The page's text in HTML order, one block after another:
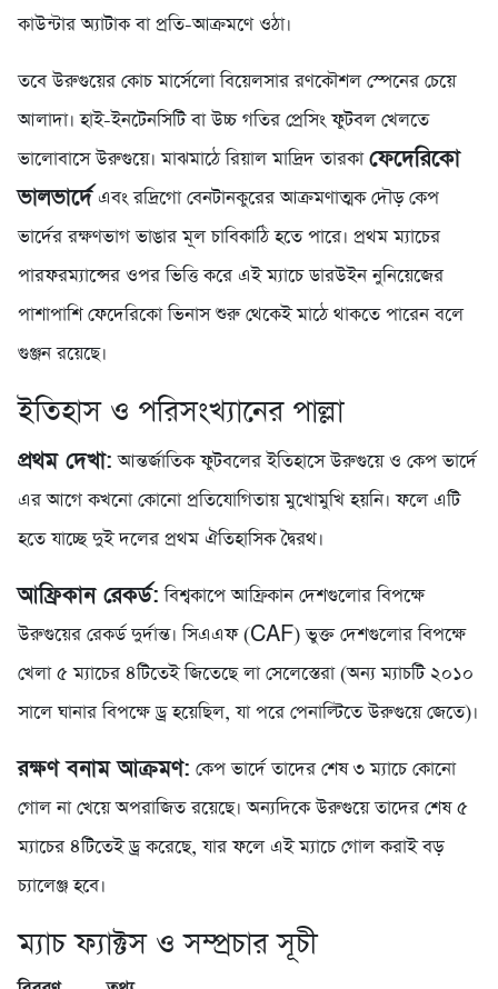
কাউন্টার অ্যাটাক বা প্রতি-আক্রমণে ওঠা।
তবে উরুগুয়ের কোচ মার্সেলো বিয়েলসার রণকৌশল স্পেনের চেয়ে
আলাদা। হাই-ইনটেনসিটি বা উচ্চ গতির প্রেসিং ফুটবল খেলতে
ভালোবাসে উরুগুয়ে। মাঝমাঠে রিয়াল মাদ্রিদ তারকাফেদেরিকো
ভালভার্দেএবং রদ্রিগো বেনটানকুরের আক্রমণাত্মক দৌড় কেপ
ভার্দের রক্ষণভাগ ভাঙার মূল চাবিকাঠি হতে পারে। প্রথম ম্যাচের
পারফরম্যান্সের ওপর ভিত্তি করে এই ম্যাচে ডারউইন নুনিয়েজের
পাশাপাশি ফেদেরিকো ভিনাস শুরু থেকেই মাঠে থাকতে পারেন বলে
গুঞ্জন রয়েছে।
ইতিহাস ও পরিসংখ্যানের পাল্লা
প্রথম দেখা: আন্তর্জাতিক ফুটবলের ইতিহাসে উরুগুয়ে ও কেপ ভার্দে
এর আগে কখনো কোনো প্রতিযোগিতায় মুখোমুখি হয়নি। ফলে এটি
হতে যাচ্ছে দুই দলের প্রথম ঐতিহাসিক দ্বৈরথ।
আফ্রিকান রেকর্ড: বিশ্বকাপে আফ্রিকান দেশগুলোর বিপক্ষে
উরুগুয়ের রেকর্ড দুর্দান্ত। সিএএফ (CAF) ভুক্ত দেশগুলোর বিপক্ষে
খেলা ৫ ম্যাচের ৪টিতেই জিতেছে লা সেলেস্তেরা (অন্য ম্যাচটি ২০১০
সালে ঘানার বিপক্ষে ড্র হয়েছিল, যা পরে পেনাল্টিতে উরুগুয়ে জেতে)।
রক্ষণ বনাম আক্রমণ: কেপ ভার্দে তাদের শেষ ৩ ম্যাচে কোনো
গোল না খেয়ে অপরাজিত রয়েছে। অন্যদিকে উরুগুয়ে তাদের শেষ ৫
ম্যাচের ৪টিতেই ড্র করেছে, যার ফলে এই ম্যাচে গোল করাই বড়
চ্যালেঞ্জ হবে।
ম্যাচ ফ্যাক্টস ও সম্প্রচার সূচী